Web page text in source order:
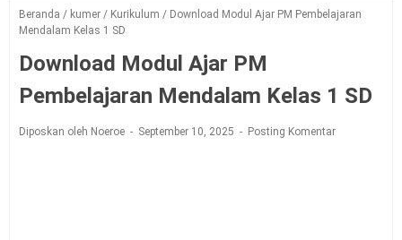
Beranda / kumer / Kurikulum / Download Modul Ajar PM Pembelajaran
Mendalam Kelas 1 SD
Download Modul Ajar PM
Pembelajaran Mendalam Kelas 1 SD
Diposkan oleh Noeroe September 10, 2025 Posting Komentar